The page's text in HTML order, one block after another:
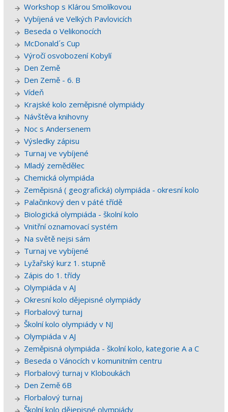
Workshop s Klárou Smolíkovou
Vybíjená ve Velkých Pavlovicích
Beseda o Velikonocích
McDonald´s Cup
Výročí osvobození Kobylí
Den Země
Den Země - 6. B
Vídeň
Krajské kolo zeměpisné olympiády
Návštěva knihovny
Noc s Andersenem
Výsledky zápisu
Turnaj ve vybíjené
Mladý zemědělec
Chemická olympiáda
Zeměpisná ( geografická) olympiáda - okresní kolo
Palačinkový den v páté třídě
Biologická olympiáda - školní kolo
Vnitřní oznamovací systém
Na světě nejsi sám
Turnaj ve vybíjené
Lyžařský kurz 1. stupně
Zápis do 1. třídy
Olympiáda v AJ
Okresní kolo dějepisné olympiády
Florbalový turnaj
Školní kolo olympiády v NJ
Olympiáda v AJ
Zeměpisná olympiáda - školní kolo, kategorie A a C
Beseda o Vánocích v komunitním centru
Florbalový turnaj v Kloboukách
Den Země 6B
Florbalový turnaj
Školní kolo dějepisné olympiády